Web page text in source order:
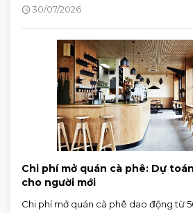
30/07/2026
Chi phí mở quán cà phê: Dự
cho người mới
Chi phí mở quán cà phê dao động từ